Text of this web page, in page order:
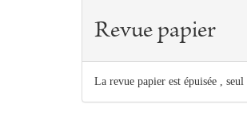
Revue papier
La revue papier est épuisée ,